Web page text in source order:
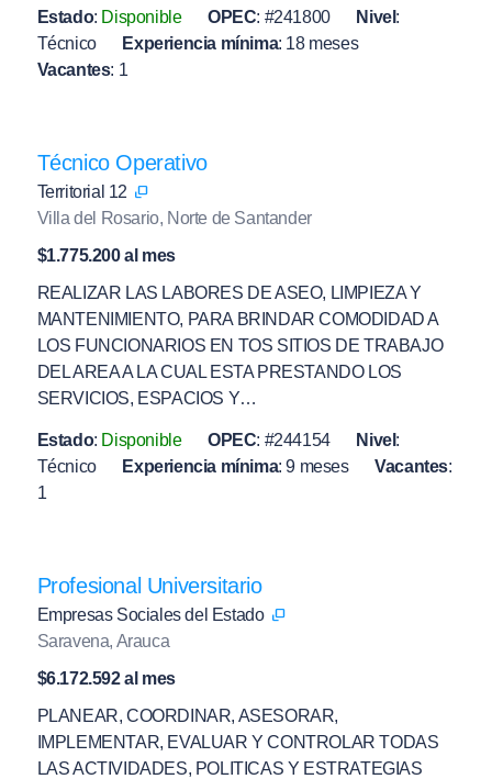
Estado: Disponible OPEC: #241800 Nivel :
Técnico
Experiencia mínima: 18 meses
Vacantes: 1
Técnico Operativo
Territorial 12
Villa del Rosario, Norte de Santander
$1.775.200 al mes
REALIZAR LAS LABORES DE ASEO, LIMPIEZA Y
MANTENIMIENTO, PARA BRINDAR COMODIDAD A
LOS FUNCIONARIOS EN TOS SITIOS DE TRABAJO
DEL AREA A LA CUAL ESTA PRESTANDO LOS
SERVICIOS, ESPACIOS Y…
Estado: Disponible OPEC: #244154 Nivel :
Técnico
Experiencia mínima: 9 meses Vacantes:
1
Profesional Universitario
Empresas Sociales del Estado
Saravena, Arauca
$6.172.592 al mes
PLANEAR, COORDINAR, ASESORAR,
IMPLEMENTAR, EVALUAR Y CONTROLAR TODAS
LAS ACTIVIDADES, POLITICAS Y ESTRATEGIAS